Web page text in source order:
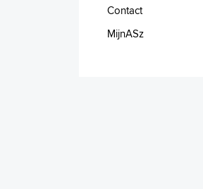
Contact
MijnASz